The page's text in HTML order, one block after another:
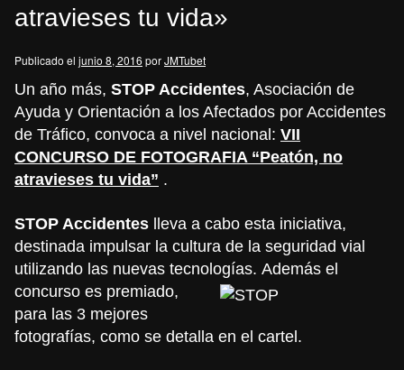
atravieses tu vida»
Publicado el junio 8, 2016 porJMTubet
Un año más, STOP Accidentes, Asociación de
Ayuda y Orientación a los Afectados por Accidentes
de Tráfico, convoca a nivel nacional: VII
CONCURSO DE FOTOGRAFIA “Peatón, no
atravieses tu vida” .
STOP Accidentes lleva a cabo esta iniciativa,
destinada impulsar la cultura de la seguridad vial
utilizando las nuevas tecnologías. Además el
concurso es premiado,
para las 3 mejores
fotografías, como se detalla en el cartel.